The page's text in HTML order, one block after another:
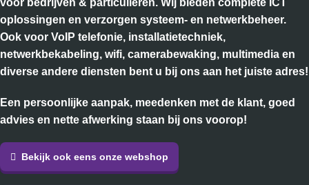
voor bedrijven & particulieren. Wij bieden complete ICT
oplossingen en verzorgen systeem- en netwerkbeheer.
Ook voor VoIP telefonie, installatietechniek,
netwerkbekabeling, wifi, camerabewaking, multimedia en
diverse andere diensten bent u bij ons aan het juiste adres!
Een persoonlijke aanpak, meedenken met de klant, goed
advies en nette afwerking staan bij ons voorop!
Bekijk ook eens onze webshop